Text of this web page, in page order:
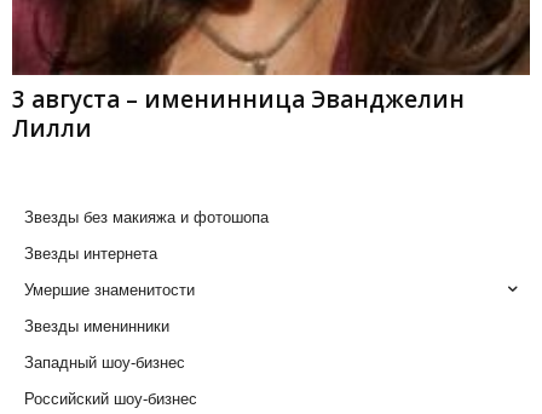
3 августа – именинница Эванджелин
Лилли
Звезды без макияжа и фотошопа
Звезды интернета
Умершие знаменитости
Звезды именинники
Западный шоу-бизнес
Российский шоу-бизнес